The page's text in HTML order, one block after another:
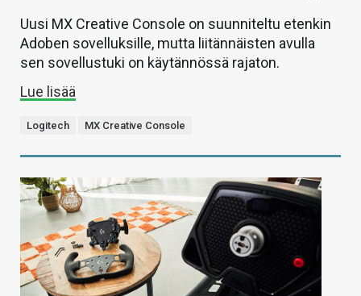
Uusi MX Creative Console on suunniteltu etenkin
Adoben sovelluksille, mutta liitännäisten avulla
sen sovellustuki on käytännössä rajaton.
Lue lisää
Logitech MX Creative Console